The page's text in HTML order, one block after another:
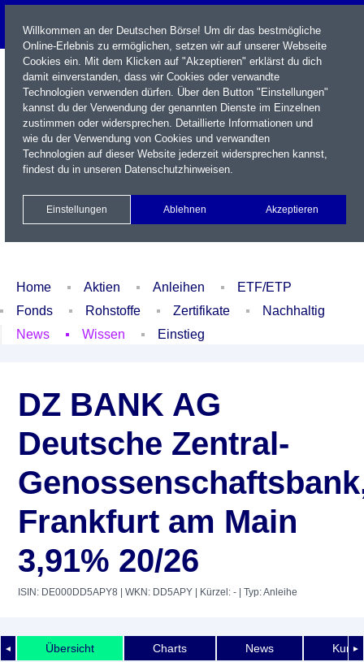
Name / WKN / ISIN / Kürzel
Newsletter Kontakt
Xetra Realtime
Watchlist Portfolio Login
Home Aktien Anleihen
ETF/ETP
Fonds
Rohstoffe Zertifikate
Nachhaltig
News
Wissen Einstieg
DZ BANK AG
Deutsche Zentral-
Frankfurt am Main
3,91% 20/26
ISIN: DE000DD5APY8 | WKN: DD5APY | Kürzel: - | Typ: Anleihe
◄ ►
Übersicht Charts News
Willkommen an der Deutschen Börse! Um dir das bestmögliche
Online-Erlebnis zu ermöglichen, setzen wir auf unserer Webseite
Cookies ein. Mit dem Klicken auf "Akzeptieren" erklärst du dich
damit einverstanden, dass wir Cookies oder verwandte
Technologien verwenden dürfen. Über den Button "Einstellungen"
kannst du der Verwendung der genannten Dienste im Einzelnen
zustimmen oder widersprechen. Detaillierte Informationen und
wie du der Verwendung von Cookies und verwandten
Technologien auf dieser Website jederzeit widersprechen kannst,
findest du in unseren Datenschutzhinweisen.
Einstellungen Ablehnen Akzeptieren